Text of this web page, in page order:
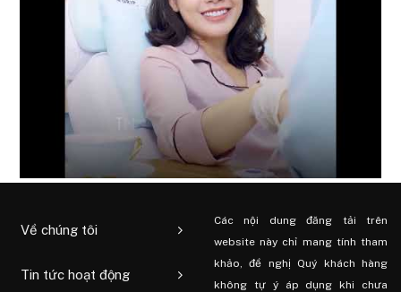
Về chúng tôi
Tin tức hoạt động
Các nội dung đăng tải trên
website này chỉ mang tính tham
khảo, đề nghị Quý khách hàng
không tự ý áp dụng khi chưa